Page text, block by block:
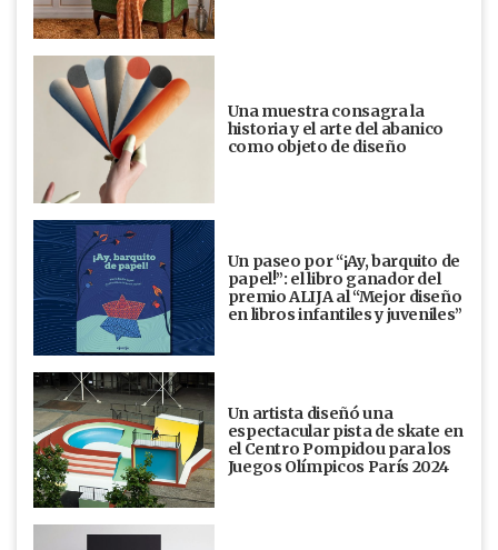
Una muestra consagra la
historia y el arte del abanico
como objeto de diseño
Un paseo por “¡Ay, barquito de
papel!”: el libro ganador del
premio ALIJA al “Mejor diseño
en libros infantiles y juveniles”
Un artista diseñó una
espectacular pista de skate en
el Centro Pompidou para los
Juegos Olímpicos París 2024